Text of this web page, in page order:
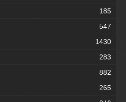
185
547
1430
283
882
265